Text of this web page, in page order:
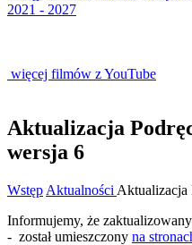
2021 - 2027
więcej filmów z YouTube
Aktualizacja
wersja 6
Wstęp Aktualności Aktualizacja
Informujemy, że
- został umieszczony na